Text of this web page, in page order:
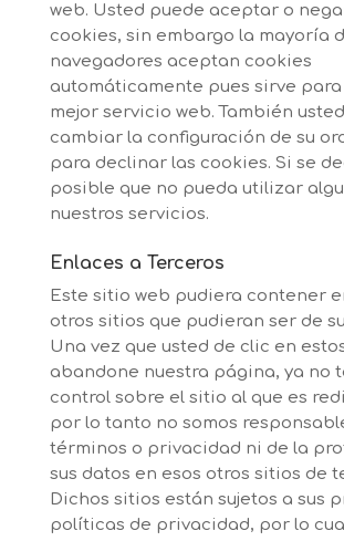
web. Usted puede aceptar o
cookies, sin embargo la mayoría
navegadores aceptan cookies
automáticamente pues sirve
mejor servicio web. También
cambiar la configuración de su
para declinar las cookies. Si se
posible que no pueda utilizar
nuestros servicios.
Enlaces a Terceros
Este sitio web pudiera contener
otros sitios que pudieran ser de
Una vez que usted de clic en
abandone nuestra página, ya no
control sobre el sitio al que es
por lo tanto no somos
términos o privacidad ni de la
sus datos en esos otros sitios de
Dichos sitios están sujetos a sus
políticas de privacidad, por lo